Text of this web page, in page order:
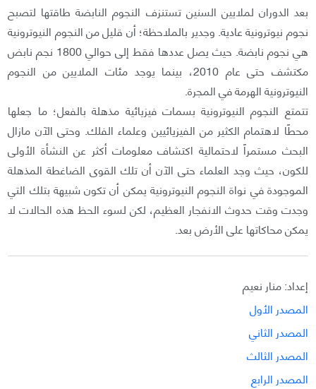
بعد الدوران لملايين السنين تستنزف النجوم النابضة طاقتها لتصبح
نجوم نيوترونية عادية. وجدير بالملاحظة؛ أن قليل من النجوم النيوترونية
هي نجوم نابضة. حيث يصل عددها فقط إلى حوالي 1800 نجم نابض
مكتشف حتى عام 2010، بينما يوجد مئات الملايين من النجوم
النيوترونية الهرمة في المجرة.
تتمتع النجوم النيوترونية بسمات فيزيائية مذهلة بالفعل؛ ما جعلها
محطًا لاهتمام الكثير من الفيزيائيين وعلماء الفلك. وحتى الآن مازال
البحث مستمراً لاحتمالية اكتشاف معلومات أكثر عن النشأة الأولى
للكون، حيث وجد العلماء حتى الآن أن تلك القوى الضاغطة المذهلة
الموجودة في نواة النجوم النيوترونية يمكن أن تكون شبيهة بتلك التي
وجدت وقت حدوث الانفجار العظيم، لكن لسوء الحظ هذه الحالات لا
يمكن محاكاتها على الأرض بعد.
إعداد: منار نعيم
المصدر الأول
المصدر الثاني
المصدر الثالث
المصدر الرابع